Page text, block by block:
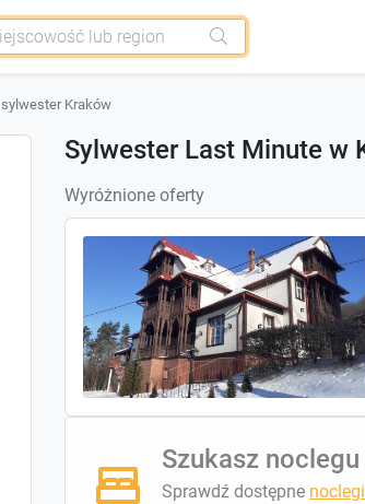
sylwester Kraków
Sylwester Last Minute w
Wyróżnione oferty
Szukasz
Sprawdź dostępne